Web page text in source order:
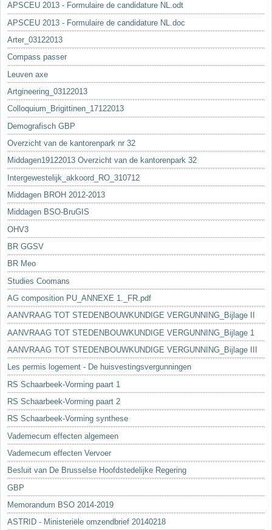
APSCEU 2013 - Formulaire de candidature NL.odt
APSCEU 2013 - Formulaire de candidature NL.doc
Arter_03122013
Compass passer
Leuven axe
Artgineering_03122013
Colloquium_Brigittinen_17122013
Demografisch GBP
Overzicht van de kantorenpark nr 32
Middagen19122013 Overzicht van de kantorenpark 32
Intergewestelijk_akkoord_RO_310712
Middagen BROH 2012-2013
Middagen BSO-BruGIS
OHV3
BR GGSV
BR Meo
Studies Coomans
AG composition PU_ANNEXE 1._FR.pdf
AANVRAAG TOT STEDENBOUWKUNDIGE VERGUNNING_Bijlage II
AANVRAAG TOT STEDENBOUWKUNDIGE VERGUNNING_Bijlage 1
AANVRAAG TOT STEDENBOUWKUNDIGE VERGUNNING_Bijlage III
Les permis logement - De huisvestingsvergunningen
RS Schaarbeek-Vorming paart 1
RS Schaarbeek-Vorming paart 2
RS Schaarbeek-Vorming synthese
Vademecum effecten algemeen
Vademecum effecten Vervoer
Besluit van De Brusselse Hoofdstedelijke Regering
GBP
Memorandum BSO 2014-2019
ASTRID - Ministeriële omzendbrief 20140218